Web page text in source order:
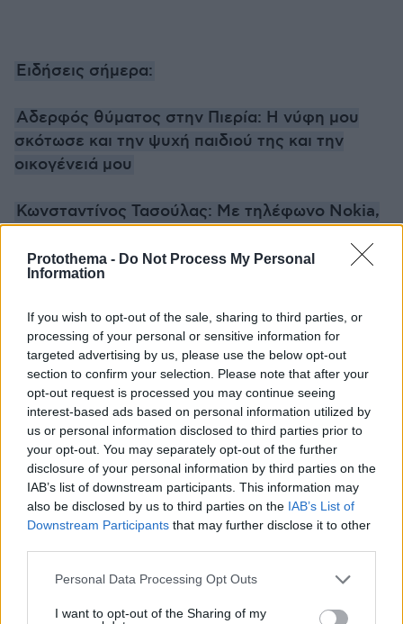
Protothema - Do Not Process My Personal
Information
If you wish to opt-out of the sale, sharing to third parties, or
processing of your personal or sensitive information for
targeted advertising by us, please use the below opt-out
section to confirm your selection. Please note that after your
opt-out request is processed you may continue seeing
interest-based ads based on personal information utilized by
us or personal information disclosed to third parties prior to
your opt-out. You may separately opt-out of the further
disclosure of your personal information by third parties on the
IAB’s list of downstream participants. This information may
also be disclosed by us to third parties on the IAB’s List of
Downstream Participants that may further disclose it to other
Please note that this website/app uses one or more Google
not limited to your visit or usage behaviour. You may click to
Personal Data Processing Opt Outs
I want to opt-out of the Sharing of my
Ειδήσεις σήμερα:
Αδερφός θύματος στην Πιερία: Η νύφη μου
σκότωσε και την ψυχή παιδιού της και την
οικογένειά μου
Κωνσταντίνος Τασούλας: Με τηλέφωνο Nokia,
ΑΑΔΕ: Στο στόχαστρο 20 γνωστοί influencers
Ακολουθήστε τοprotothema.gr στο Google News
και μάθετε πρώτοι όλες τις ειδήσεις
Δείτε όλες τις τελευταίεςΕιδήσειςαπό την Ελλάδα
και τον Κόσμο, τη στιγμή που συμβαίνουν, στο
Protothema.gr
ΣΧΟΛΙΑ(1)
12.02.2025, 18:33